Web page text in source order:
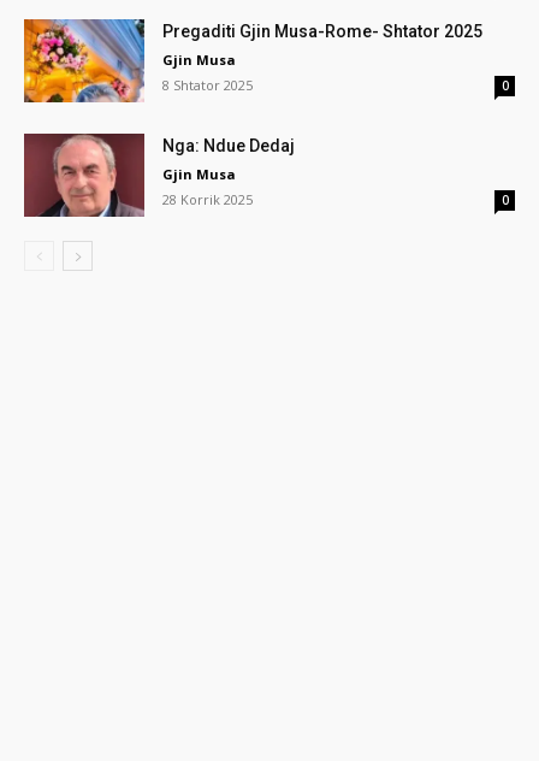
Pregaditi Gjin Musa-Rome- Shtator 2025
Gjin Musa
8 Shtator 2025
0
Nga: Ndue Dedaj
Gjin Musa
28 Korrik 2025
0